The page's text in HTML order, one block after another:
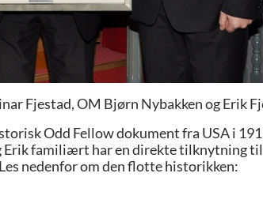
Fjestad, OM Bjørn Nybakken og Erik
Odd Fellow dokument fra USA i
Erik familiært har en direkte tilknytning til
Les nedenfor om den flotte historikken: